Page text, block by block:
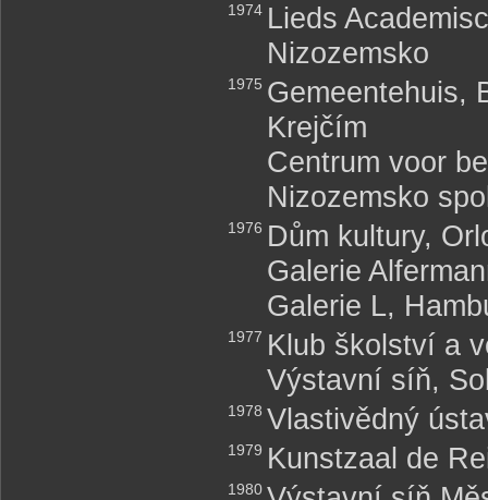
1974 Lieds
Nizozemsko
1975 Gemeentehuis,
Krejčím
Centrum voor
Nizozemsko
1976 Dům kultury,
Galerie
Galerie L,
1977 Klub školství a
Výstavní síň,
1978 Vlastivědný
1979 Kunstzaal de
1980